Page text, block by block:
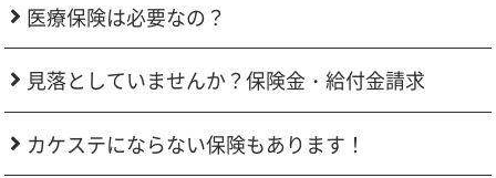
医療保険は必要なの？
見落としていませんか？保険金・給付金請求
カケステにならない保険もあります！